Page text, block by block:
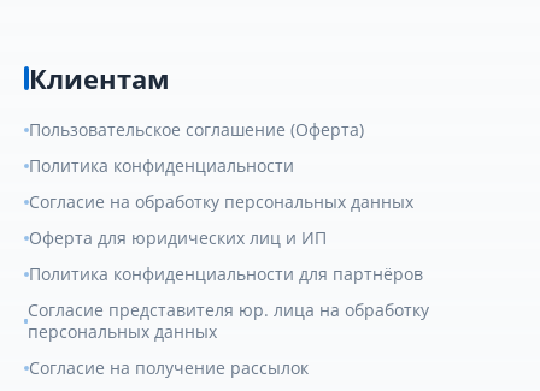
Клиентам
Пользовательское соглашение (Оферта)
Политика конфиденциальности
Согласие на обработку персональных данных
Оферта для юридических лиц и ИП
Политика конфиденциальности для партнёров
Согласие представителя юр. лица на обработку
персональных данных
Согласие на получение рассылок